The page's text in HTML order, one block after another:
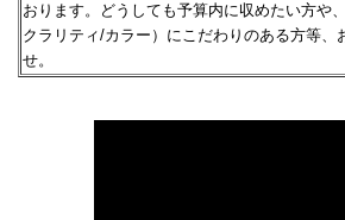
おります。どうしても予算内に収めたい方や、
クラリティ/カラー）にこだわりのある方等、
せ。